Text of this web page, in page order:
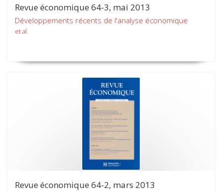
Revue économique 64-3, mai 2013
Développements récents de l'analyse économique
et al.
Revue économique 64-2, mars 2013